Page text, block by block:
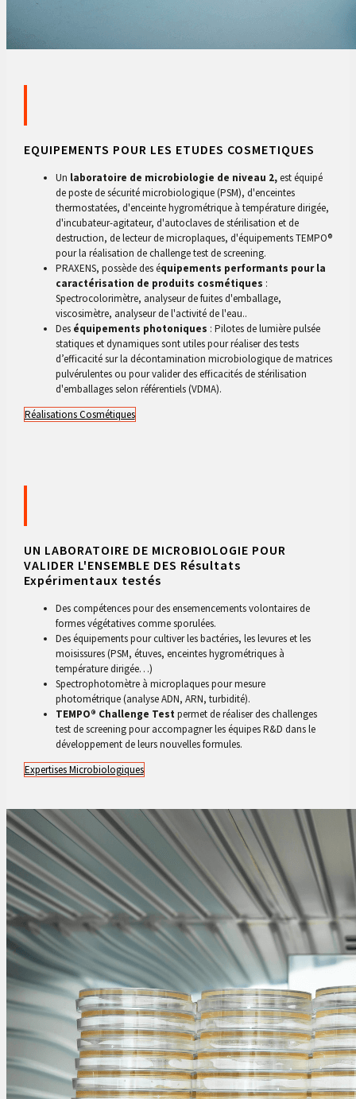
EQUIPEMENTS POUR LES ETUDES COSMETIQUES
Un laboratoire de microbiologie de niveau 2,est équipé
de poste de sécurité microbiologique (PSM), d'enceintes
thermostatées, d'enceinte hygrométrique à température dirigée,
d'incubateur-agitateur, d'autoclaves de stérilisation et de
destruction, de lecteur de microplaques, d'équipements TEMPO®
pour la réalisation de challenge test de screening.
PRAXENS, possède des équipements performants pour la
caractérisation de produits cosmétiques :
Spectrocolorimètre, analyseur de fuites d'emballage,
viscosimètre, analyseur de l'activité de l'eau..
Des équipements photoniques : Pilotes de lumière pulsée
statiques et dynamiques sont utiles pour réaliser des tests
d’efficacité sur la décontamination microbiologique de matrices
pulvérulentes ou pour valider des efficacités de stérilisation
d'emballages selon référentiels (VDMA).
Réalisations Cosmétiques
UN LABORATOIRE DE MICROBIOLOGIE POUR
VALIDER L'ENSEMBLE DES Résultats
Expérimentaux testés
Des compétences pour des ensemencements volontaires de
formes végétatives comme sporulées.
Des équipements pour cultiver les bactéries, les levures et les
moisissures (PSM, étuves, enceintes hygrométriques à
température dirigée…)
Spectrophotomètre à microplaques pour mesure
photométrique (analyse ADN, ARN, turbidité).
TEMPO® Challenge Test permet de réaliser des challenges
test de screening pour accompagner les équipes R&D dans le
développement de leurs nouvelles formules.
Expertises Microbiologiques